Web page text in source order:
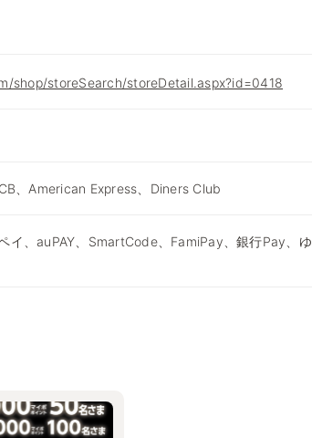
shop/storeSearch/storeDetail.aspx?id=0418
、American Express、Diners Club
イ、auPAY、SmartCode、FamiPay、銀行Pay、ゆ